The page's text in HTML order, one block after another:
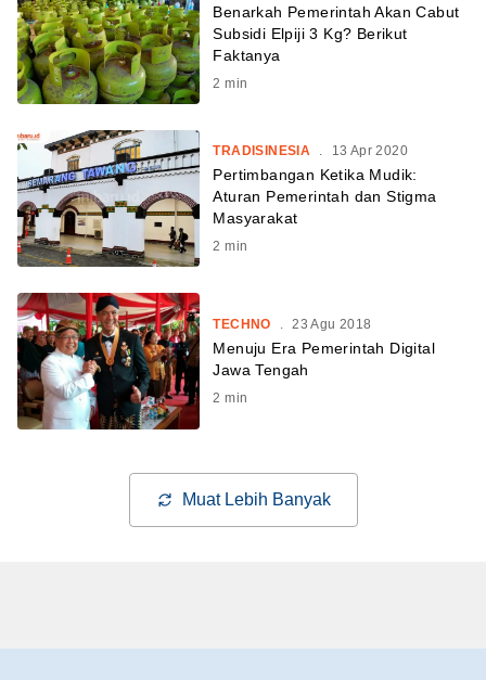
Benarkah Pemerintah Akan Cabut
Subsidi Elpiji 3 Kg? Berikut
Faktanya
2 min
TRADISINESIA . 13 Apr 2020
Pertimbangan Ketika Mudik:
Aturan Pemerintah dan Stigma
Masyarakat
2 min
TECHNO . 23 Agu 2018
Menuju Era Pemerintah Digital
Jawa Tengah
2 min
Muat Lebih Banyak